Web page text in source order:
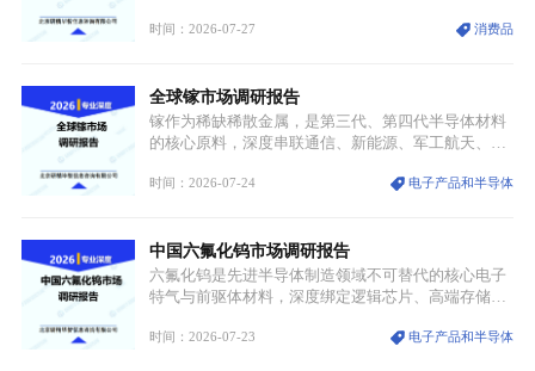
服不再局限于传统节日、古风活动等小众场景，逐步
重要载体。同时，行业标准落地、生产技术升级、原
创设计能力提升，进一步夯实产业发展根基，吸引传
统服饰品牌、文旅企业等跨界入局，市场活力持续释
时间：2026-07-27 消费品
全球镓市场调研报告
镓作为稀缺稀散金属，是第三代、第四代半导体材料
的核心原料，深度串联通信、新能源、军工航天、光
与大国科技博弈的关键战略资源。镓并非传统大宗金
领域渗透”的战略体系，成为全球科技产业运转的刚
需资源。
时间：2026-07-24 电子产品和半导体
中国六氟化钨市场调研报告
六氟化钨是先进半导体制造领域不可替代的核心电子
特气与前驱体材料，深度绑定逻辑芯片、高端存储芯
沉积（CVD）、原子层沉积（ALD）工艺专用前驱体
时间：2026-07-23 电子产品和半导体